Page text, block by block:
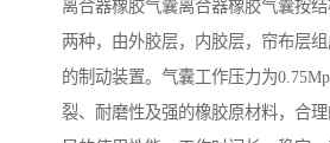
离合器橡胶气囊离合器橡胶气囊按
两种，由外胶层，内胶层，帘布层
的制动装置。气囊工作压力为
裂、耐磨性及强的橡胶原材料，合